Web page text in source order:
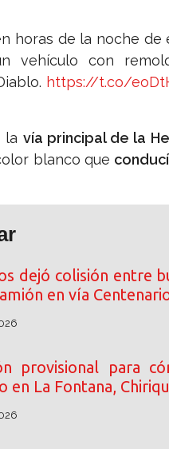
horas de la noche de
vehículo con
https://t.co/
la vía principal de la
blanco que
dejó colisión entre
en vía
provisional para
en La Fontana,